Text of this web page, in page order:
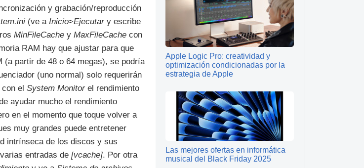
y grabación/reproducción
(ve a Inicio>Ejecutary escribe
MinFileCache y MaxFileCache con
RAM hay que ajustar para que
(a partir de 48 o 64 megas), se podría
(uno normal) solo requerirán
el System Monitorel rendimiento
ayudar mucho el rendimiento
en el momento que toque volver a
muy grandes puede entretener
intrínseca de los discos y sus
entradas de [vcache]. Por otra
Apple Logic Pro: creatividad y
optimización condicionadas por la
estrategia de Apple
Las mejores ofertas en informática
musical del Black Friday 2025